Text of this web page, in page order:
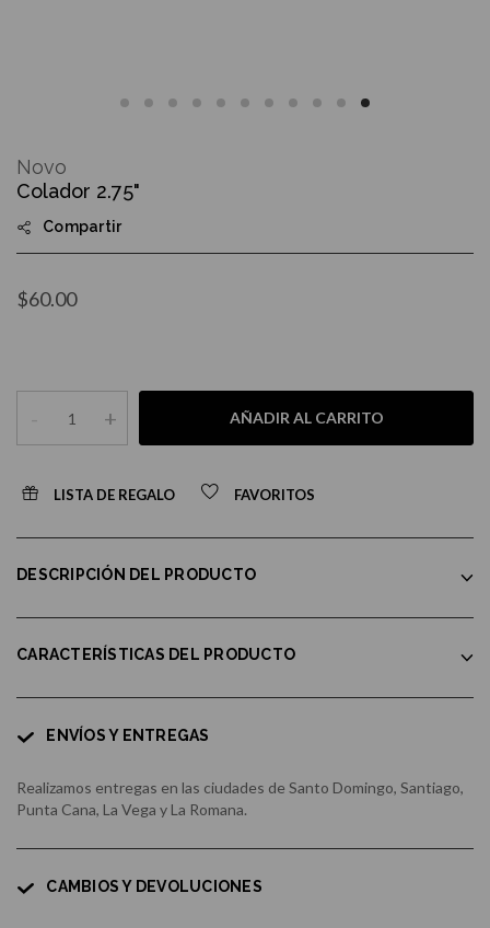
the
beginning
the
images
Colador 2.75"
Compartir
$60.00
- + AÑADIR AL CARRITO
LISTA DE REGALO FAVORITOS
Novo
DESCRIPCIÓN DEL PRODUCTO
CARACTERÍSTICAS DEL PRODUCTO
ENVÍOS Y ENTREGAS
Realizamos entregas en las ciudades de Santo Domingo, Santiago,
Punta Cana, La Vega y La Romana.
CAMBIOS Y DEVOLUCIONES